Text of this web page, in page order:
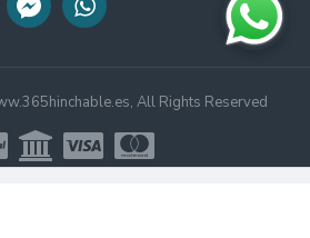
All Rights Reserved